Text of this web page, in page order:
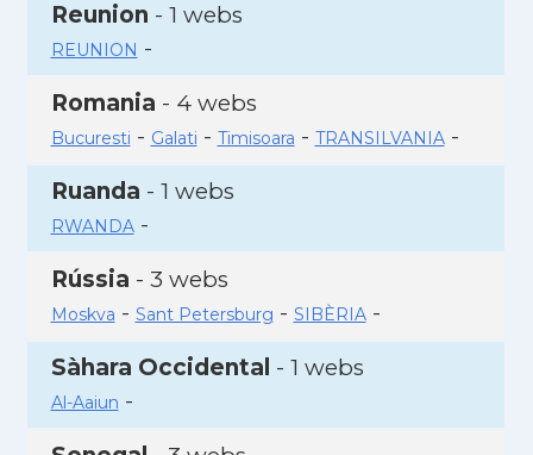
Reunion - 1 webs
REUNION -
Romania - 4 webs
Bucuresti - Galati - Timisoara - TRANSILVANIA-
Ruanda - 1 webs
RWANDA-
Rússia - 3 webs
Moskva - Sant Petersburg - SIBÈRIA-
Sàhara Occidental - 1 webs
Al-Aaiun -